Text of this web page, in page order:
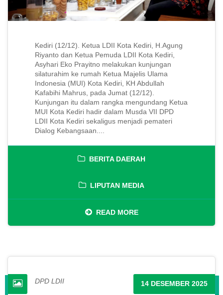
Kediri (12/12). Ketua LDII Kota Kediri, H.Agung
Riyanto dan Ketua Pemuda LDII Kota Kediri,
Asyhari Eko Prayitno melakukan kunjungan
silaturahim ke rumah Ketua Majelis Ulama
Indonesia (MUI) Kota Kediri, KH Abdullah
Kafabihi Mahrus, pada Jumat (12/12).
Kunjungan itu dalam rangka mengundang Ketua
MUI Kota Kediri hadir dalam Musda VII DPD
LDII Kota Kediri sekaligus menjadi pemateri
Dialog Kebangsaan....
BERITA DAERAH
LIPUTAN MEDIA
READ MORE
DPD LDII 14 DESEMBER 2025